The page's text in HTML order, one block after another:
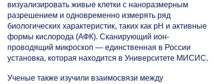
визуализировать живые клетки с наноразмерным
разрешением и одновременно измерять ряд
биологических характеристик, таких как pH и активные
формы кислорода (АФК). Сканирующий ион-
проводящий микроскоп — единственная в России
установка, которая находится в Университете МИСИС.
Ученые также изучили взаимосвязи между